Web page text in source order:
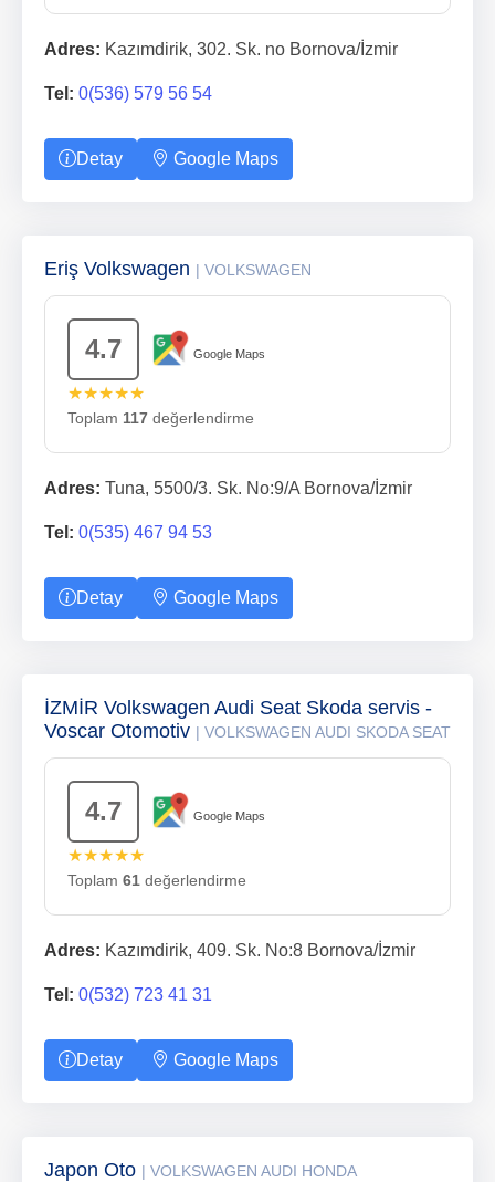
Adres: Kazımdirik, 302. Sk. no Bornova/İzmir
Tel: 0(536) 579 56 54
Detay Google Maps
Eriş Volkswagen | VOLKSWAGEN
4.7 Google Maps
★★★★★
Toplam 117 değerlendirme
Adres: Tuna, 5500/3. Sk. No:9/A Bornova/İzmir
Tel: 0(535) 467 94 53
Detay Google Maps
İZMİR Volkswagen Audi Seat Skoda servis -
Voscar Otomotiv | VOLKSWAGEN AUDI SKODA SEAT
4.7 Google Maps
★★★★★
Toplam 61 değerlendirme
Adres: Kazımdirik, 409. Sk. No:8 Bornova/İzmir
Tel: 0(532) 723 41 31
Detay Google Maps
Japon Oto | VOLKSWAGEN AUDI HONDA